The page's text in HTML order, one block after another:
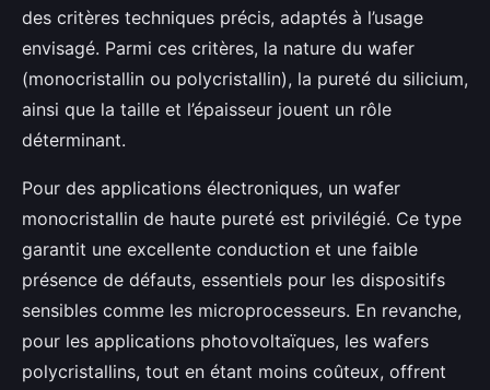
des critères techniques précis, adaptés à l’usage
envisagé. Parmi ces critères, la nature du wafer
(monocristallin ou polycristallin), la pureté du silicium,
ainsi que la taille et l’épaisseur jouent un rôle
déterminant.
Pour des applications électroniques, un wafer
monocristallin de haute pureté est privilégié. Ce type
garantit une excellente conduction et une faible
présence de défauts, essentiels pour les dispositifs
sensibles comme les microprocesseurs. En revanche,
pour les applications photovoltaïques, les wafers
polycristallins, tout en étant moins coûteux, offrent